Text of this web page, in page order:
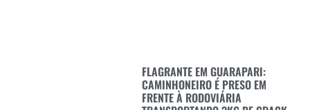
FLAGRANTE EM GUARAPARI:
CAMINHONEIRO É PRESO EM
FRENTE À RODOVIÁRIA